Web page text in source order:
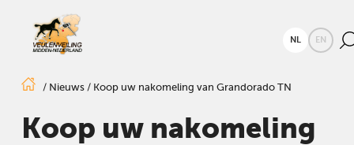
NL EN
/ Nieuws/ Koop uw nakomeling van Grandorado TN
Koop uw nakomeling